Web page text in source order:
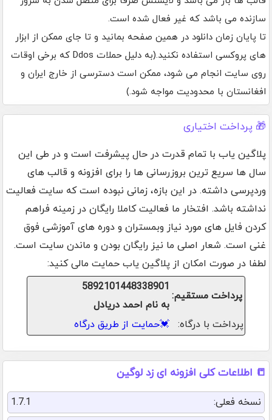
سازنده می باشد که غیر فعال شده است.
تا پایان زمان دانلود در همین صفحه بمانید و تا جای ممکن از ابزار
های پروکسی استفاده نکنید.(به دلیل حملات Ddos که برخی اوقات
روی سایت انجام می شود، ممکن است دسترسی از خارج ایران و
افغانستان با محدودیت مواجه شود.)
🎁 پرداخت اختیاری
پلاگین یاب با تمام قدرت در حال پیشرفت است و در طی این
سال ها سریع ترین بروزرسانی ها را برای افزونه و قالب های
وردپرسی داشته. در این بازه، زمانی نبوده است که سایت فعالیت
نداشته باشد. افتخار ما فعالیت کاملا رایگان در زمینه فراهم
کردن فایل های مورد نیاز وبمستران و دوره های آموزشی فوق
غنی است. شعار اصلی ما نیز رایگان بودن و ماندن سایت است.
لطفا در صورت امکان از پلاگین یاب حمایت مالی کنید:
پرداخت مستقیم:
5892101448338901
به نام احمد دریادل
پرداخت با درگاه:
💓حمایت از طریق درگاه
📒 اطلاعات کلی افزونه ای زد لوگین
نسخه فعلی:
1.7.1